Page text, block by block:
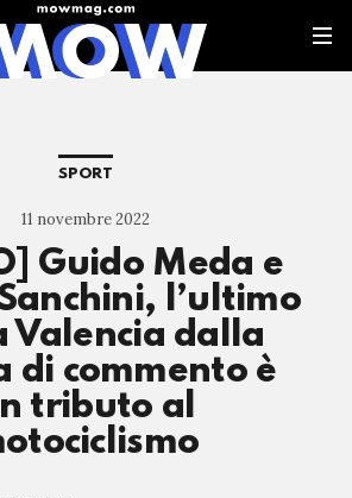
SPORT
11 novembre 2022
Guido Meda e
l’ultimo
Valencia dalla
di commento è
tributo al